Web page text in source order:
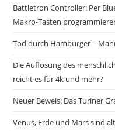
Battletron Controller: Per
Makro-Tasten
Tod durch Hamburger –
Die Auflösung des
reicht es für 4k und mehr?
Neuer Beweis: Das Turiner
Venus, Erde und Mars sind